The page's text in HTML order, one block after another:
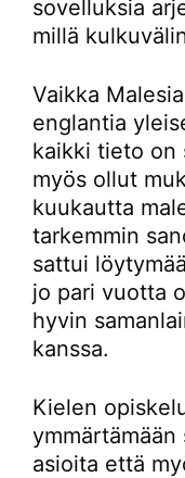
sovelluksia
millä
Vaikka
englantia
kaikki tieto on
myös ollut
kuukautta
tarkemmin
sattui
jo pari vuotta
hyvin
kanssa.
Kielen
ymmärtämään
asioita että